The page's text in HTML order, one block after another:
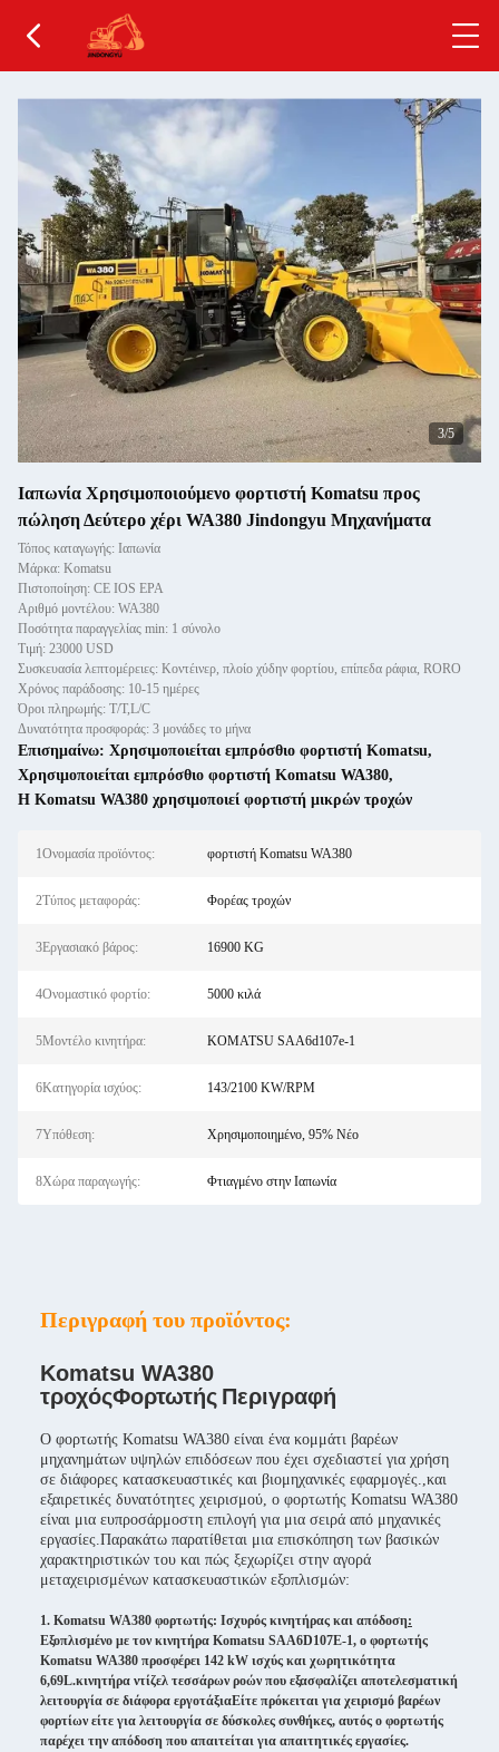
4/5
Ιαπωνία Χρησιμοποιούμενο φορτιστή Komatsu προς
πώληση Δεύτερο χέρι WA380 Jindongyu Μηχανήματα
Τόπος καταγωγής: Ιαπωνία
Μάρκα: Komatsu
Πιστοποίηση: CE IOS EPA
Αριθμό μοντέλου: WA380
Ποσότητα παραγγελίας min: 1 σύνολο
Τιμή: 23000 USD
Συσκευασία λεπτομέρειες: Κοντέινερ, πλοίο χύδην φορτίου, επίπεδα ράφια, RORO
Χρόνος παράδοσης: 10-15 ημέρες
Όροι πληρωμής: T/T,L/C
Δυνατότητα προσφοράς: 3 μονάδες το μήνα
Επισημαίνω: Χρησιμοποιείται εμπρόσθιο φορτιστή Komatsu,
Χρησιμοποιείται εμπρόσθιο φορτιστή Komatsu WA380,
Η Komatsu WA380 χρησιμοποιεί φορτιστή μικρών τροχών
1Ονομασία προϊόντος: φορτιστή Komatsu WA380
2Τύπος μεταφοράς: Φορέας τροχών
3Εργασιακό βάρος: 16900 KG
4Ονομαστικό φορτίο: 5000 κιλά
5Μοντέλο κινητήρα: KOMATSU SAA6d107e-1
6Κατηγορία ισχύος: 143/2100 KW/RPM
7Υπόθεση: Χρησιμοποιημένο, 95% Νέο
8Χώρα παραγωγής: Φτιαγμένο στην Ιαπωνία
Περιγραφή του προϊόντος:
Komatsu WA380
τροχόςΦορτωτής Περιγραφή
Ο φορτωτής Komatsu WA380 είναι ένα κομμάτι βαρέων
μηχανημάτων υψηλών επιδόσεων που έχει σχεδιαστεί για χρήση
σε διάφορες κατασκευαστικές και βιομηχανικές εφαρμογές.,και
εξαιρετικές δυνατότητες χειρισμού, ο φορτωτής Komatsu WA380
είναι μια ευπροσάρμοστη επιλογή για μια σειρά από μηχανικές
εργασίες.Παρακάτω παρατίθεται μια επισκόπηση των βασικών
χαρακτηριστικών του και πώς ξεχωρίζει στην αγορά
μεταχειρισμένων κατασκευαστικών εξοπλισμών:
1. Komatsu WA380 φορτωτής: Ισχυρός κινητήρας και απόδοση:
Εξοπλισμένο με τον κινητήρα Komatsu SAA6D107E-1, ο φορτωτής
Komatsu WA380 προσφέρει 142 kW ισχύς και χωρητικότητα
6,69L.κινητήρα ντίζελ τεσσάρων ροών που εξασφαλίζει αποτελεσματική
λειτουργία σε διάφορα εργοτάξιαΕίτε πρόκειται για χειρισμό βαρέων
φορτίων είτε για λειτουργία σε δύσκολες συνθήκες, αυτός ο φορτωτής
παρέχει την απόδοση που απαιτείται για απαιτητικές εργασίες.